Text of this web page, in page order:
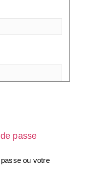
passe
ou votre